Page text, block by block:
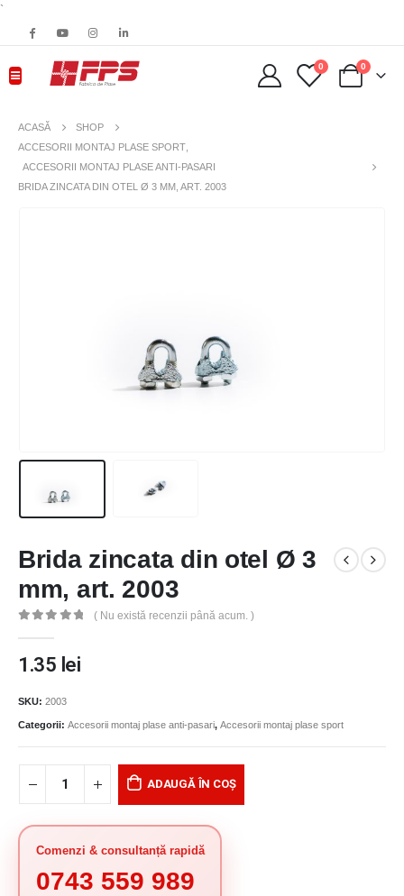
`
0 0
ACASĂ
SHOP
ACCESORII MONTAJ PLASE SPORT
ACCESORII MONTAJ PLASE ANTI-PASARI
BRIDA ZINCATA DIN OTEL Ø 3 MM, ART. 2003
Brida zincata din otel Ø 3
mm, art. 2003
( Nu există recenzii până acum. )
1.35 lei
SKU: 2003
Categorii: Accesorii montaj plase anti-pasari, Accesorii montaj plase sport
ADAUGĂ ÎN COȘ
Comenzi & consultanță rapidă
0743 559 989